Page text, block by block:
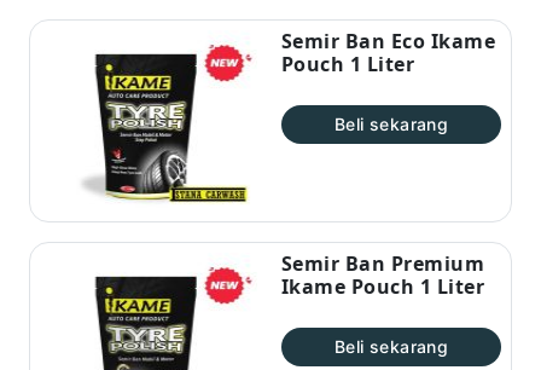
Semir Ban Eco Ikame
Pouch 1 Liter
Beli sekarang
Semir Ban Premium
Ikame Pouch 1 Liter
Beli sekarang